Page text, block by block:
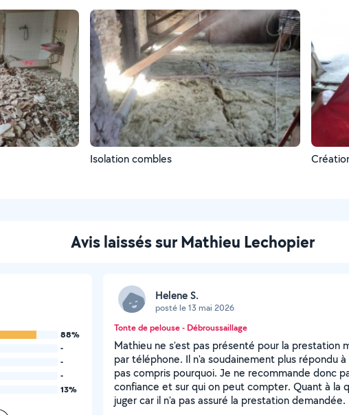
Isolation combles
Avis laissés sur Mathieu Lechopier
88%
-
-
-
13%
Helene S.
posté le 13 mai 2026
Tonte de pelouse - Débroussaillage
Mathieu ne s'est pas présenté pour la prestation
par téléphone. Il n'a soudainement plus répondu
pas compris pourquoi. Je ne recommande donc
confiance et sur qui on peut compter. Quant à la
juger car il n'a pas assuré la prestation demandée.